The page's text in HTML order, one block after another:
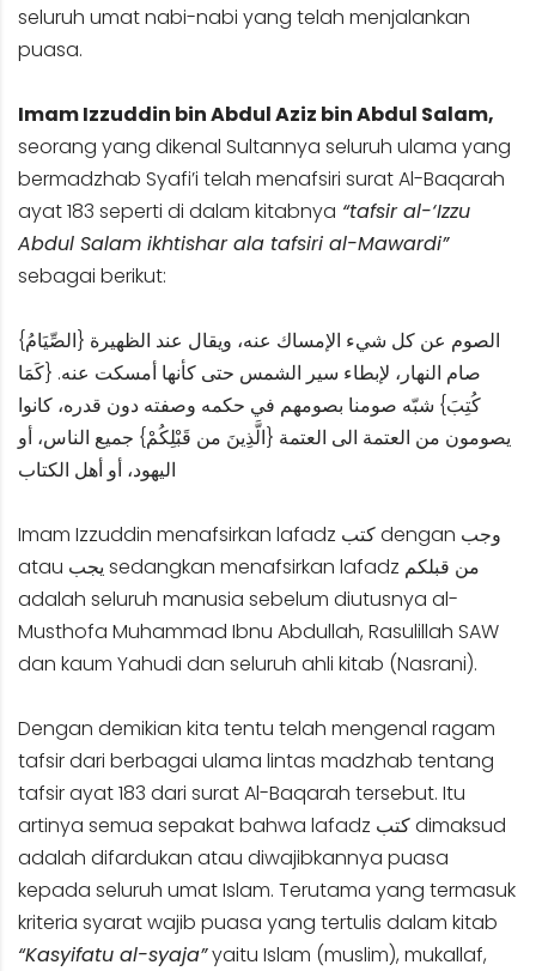
seluruh umat nabi-nabi yang telah menjalankan
puasa.
Imam Izzuddin bin Abdul Aziz bin Abdul Salam,
seorang yang dikenal Sultannya seluruh ulama yang
bermadzhab Syafi’i telah menafsiri surat Al-Baqarah
ayat 183 seperti di dalam kitabnya “tafsir al-‘Izzu
Abdul Salam ikhtishar ala tafsiri al-Mawardi”
sebagai berikut:
{الصِّيَامُ} الصوم عن كل شيء الإمساك عنه، ويقال عند الظهيرة
صام النهار، لإبطاء سير الشمس حتى كأنها أمسكت عنه. {كَمَا
كُتِبَ} شبّه صومنا بصومهم في حكمه وصفته دون قدره، كانوا
يصومون من العتمة الى العتمة {الَّذِينَ من قَبْلِكُمْ} جميع الناس، أو
اليهود، أو أهل الكتاب
Imam Izzuddin menafsirkan lafadz كتب dengan وجب
atau يجب sedangkan menafsirkan lafadz من قبلكم
adalah seluruh manusia sebelum diutusnya al-
Musthofa Muhammad Ibnu Abdullah, Rasulillah SAW
dan kaum Yahudi dan seluruh ahli kitab (Nasrani).
Dengan demikian kita tentu telah mengenal ragam
tafsir dari berbagai ulama lintas madzhab tentang
tafsir ayat 183 dari surat Al-Baqarah tersebut. Itu
artinya semua sepakat bahwa lafadz كتب dimaksud
adalah difardukan atau diwajibkannya puasa
kepada seluruh umat Islam. Terutama yang termasuk
kriteria syarat wajib puasa yang tertulis dalam kitab
“Kasyifatu al-syaja”yaitu Islam (muslim), mukallaf,